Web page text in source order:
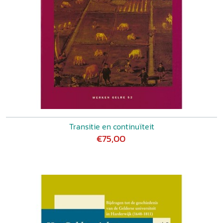
Transitie en continuïteit
€75,00